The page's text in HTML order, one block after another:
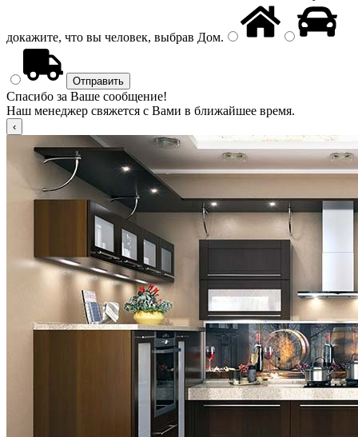
докажите, что вы человек, выбрав Дом.
Спасибо за Ваше сообщение!
Наш менеджер свяжется с Вами в ближайшее время.